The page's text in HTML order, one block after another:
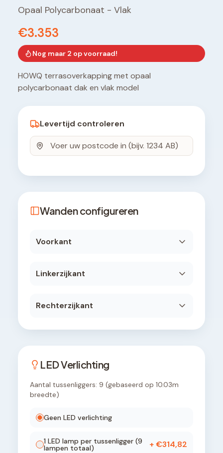
Opaal Polycarbonaat - Vlak
€3.353
Nog maar 2 op voorraad!
HOWQ terrasoverkapping met opaal
polycarbonaat dak en vlak model
Levertijd controleren
Wanden configureren
Voorkant
Linkerzijkant
Rechterzijkant
LED Verlichting
Aantal tussenliggers: 9 (gebaseerd op 10.03m
breedte)
Geen LED verlichting
1 LED lamp per tussenligger (9
lampen totaal) + €314,82